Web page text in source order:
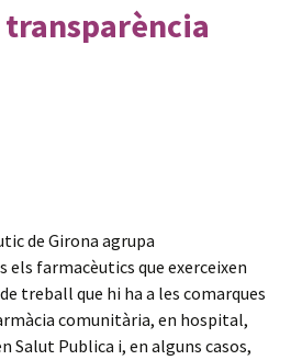
de Girona agrupa
farmacèutics que exerceixen
treball que hi ha a les comarques
comunitària, en hospital,
Salut Publica i, en alguns casos,